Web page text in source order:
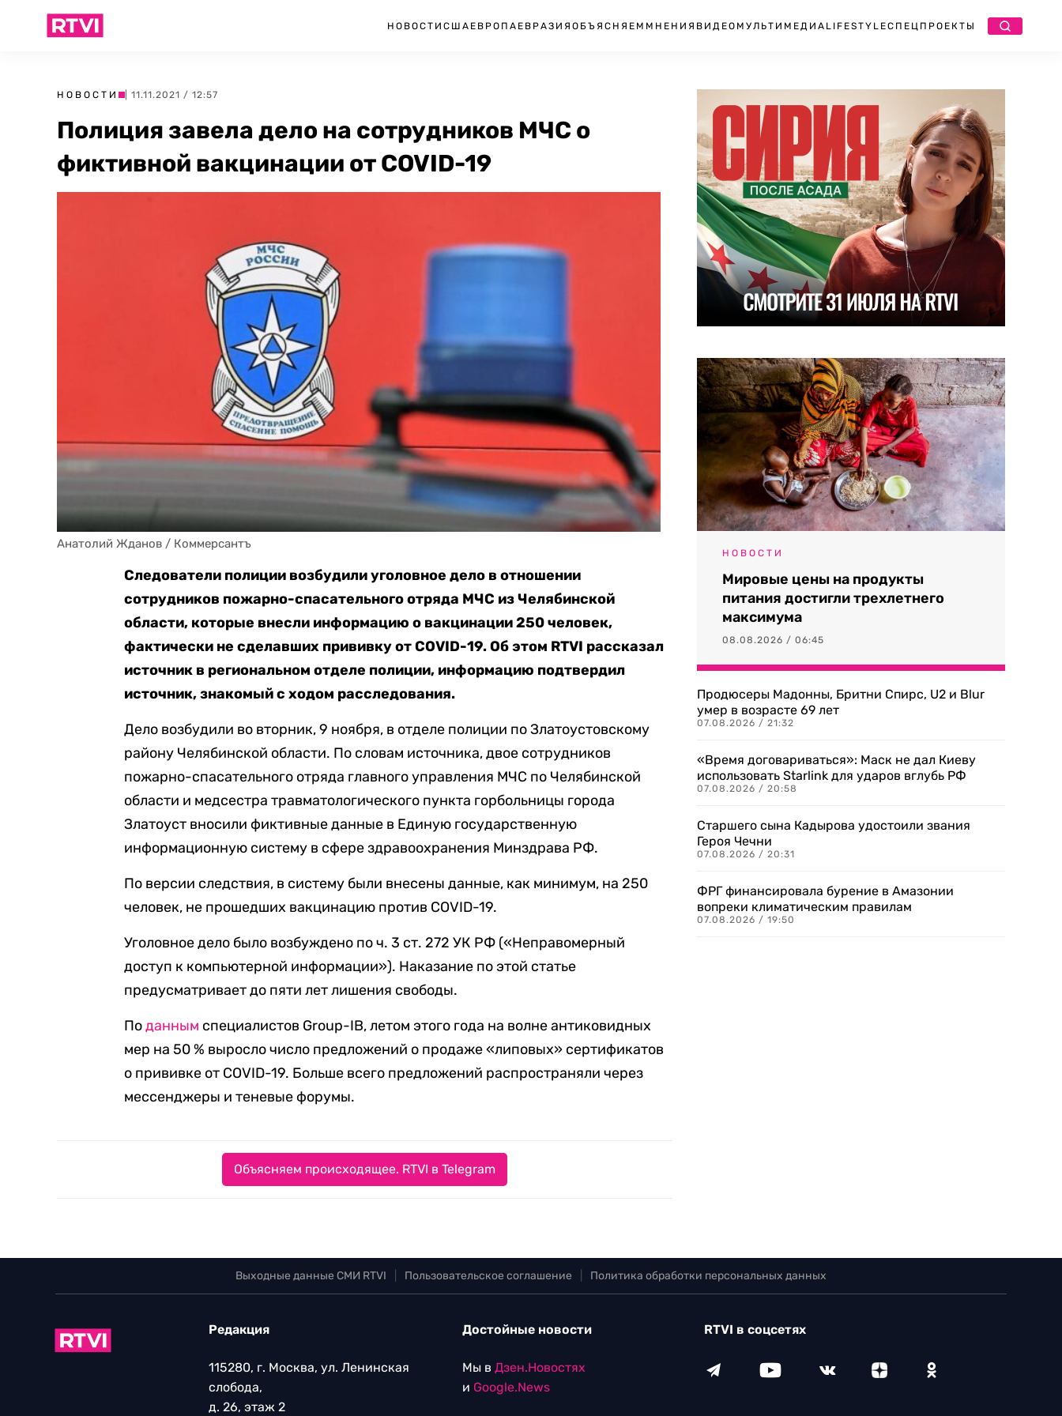
НОВОСТИ США ЕВРОПА ЕВРАЗИЯ ОБЪЯСНЯЕМ МНЕНИЯ ВИДЕО МУЛЬТИМЕДИА LIFESTYLEСПЕЦПРОЕКТЫ
НОВОСТИ | 11.11.2021 / 12:57
Полиция завела дело на сотрудников МЧС о
фиктивной вакцинации от COVID-19
Анатолий Жданов / Коммерсантъ
Следователи полиции возбудили уголовное дело в отношении
сотрудников пожарно-спасательного отряда МЧС из Челябинской
области, которые внесли информацию о вакцинации 250 человек,
фактически не сделавших прививку от COVID-19. Об этом RTVI рассказал
источник в региональном отделе полиции, информацию подтвердил
источник, знакомый с ходом расследования.
Дело возбудили во вторник, 9 ноября, в отделе полиции по Златоустовскому
району Челябинской области. По словам источника, двое сотрудников
пожарно-спасательного отряда главного управления МЧС по Челябинской
области и медсестра травматологического пункта горбольницы города
Златоуст вносили фиктивные данные в Единую государственную
информационную систему в сфере здравоохранения Минздрава РФ.
По версии следствия, в систему были внесены данные, как минимум, на 250
человек, не прошедших вакцинацию против COVID-19.
Уголовное дело было возбуждено по ч. 3 ст. 272 УК РФ («Неправомерный
доступ к компьютерной информации»). Наказание по этой статье
предусматривает до пяти лет лишения свободы.
Поданным специалистов Group-IB, летом этого года на волне антиковидных
мер на 50 % выросло число предложений о продаже «липовых» сертификатов
о прививке от COVID-19. Больше всего предложений распространяли через
мессенджеры и теневые форумы.
Объясняем происходящее. RTVI в Telegram
НОВОСТИ
Мировые цены на продукты
питания достигли трехлетнего
максимума
08.08.2026 / 06:45
Продюсеры Мадонны, Бритни Спирс, U2 и Blur
умер в возрасте 69 лет
07.08.2026 / 21:32
«Время договариваться»: Маск не дал Киеву
использовать Starlink для ударов вглубь РФ
07.08.2026 / 20:58
Старшего сына Кадырова удостоили звания
Героя Чечни
07.08.2026 / 20:31
ФРГ финансировала бурение в Амазонии
вопреки климатическим правилам
07.08.2026 / 19:50
Выходные данные СМИ RTVI Пользовательское соглашение Политика обработки персональных данных
Редакция
115280, г. Москва, ул. Ленинская
слобода,
д. 26, этаж 2
Достойные новости
Мы в Дзен.Новостях
и Google.News
RTVI в соцсетях